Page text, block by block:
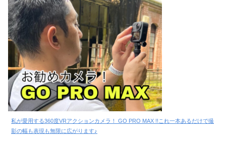
私が愛用する360度VRアクションカメラ！ GO PRO MAX !!これ一本あるだけで撮
影の幅も表現も無限に広がります♪